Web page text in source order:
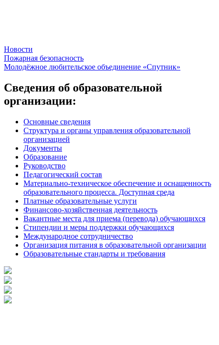
Новости
Навигация
по
записям
Пожарная безопасность
Молодёжное любительское объединение «Спутник»
Сведения об образовательной
организации:
Основные сведения
Структура и органы управления образовательной
организацией
Документы
Образование
Руководство
Педагогический состав
Материально-техническое обеспечение и оснащенность
образовательного процесса. Доступная среда
Платные образовательные услуги
Финансово-хозяйственная деятельность
Вакантные места для приема (перевода) обучающихся
Стипендии и меры поддержки обучающихся
Международное сотрудничество
Организация питания в образовательной организации
Образовательные стандарты и требования